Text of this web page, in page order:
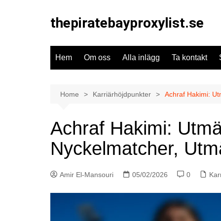
thepiratebayproxylist.se
Hem Om oss Alla inlägg Ta kontakt
Home Karriärhöjdpunkter Achraf Hakimi:
Achraf Hakimi:
Nyckelmatcher,
Amir El-Mansouri 05/02/2026 0